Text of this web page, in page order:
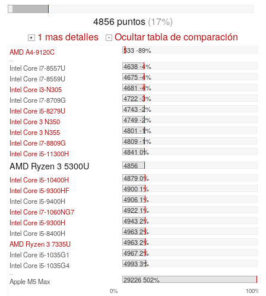
4856 puntos (17%)
+ 1 mas detalles - Ocultar tabla de comparación
AMD A4-9120C 533 -89%
...
Intel Core i7-8557U
4638 -4%
Intel Core i7-8559U
4675 -4%
Intel Core i3-N305
4681 -4%
Intel Core i7-8709G
4722 -3%
Intel Core i5-8279U
4743 -2%
Intel Core 3 N350
4749 -2%
Intel Core 3 N355
4801 -1%
Intel Core i7-8809G
4809 -1%
Intel Core i5-11300H
4841 0%
AMD Ryzen 3 5300U
4856
Intel Core i5-10400H
4879 0%
Intel Core i5-9300HF
4900 1%
Intel Core i5-9400H
4906 1%
Intel Core i7-1060NG7
4922 1%
Intel Core i5-9300H
4943 2%
Intel Core i5-8400H
4963 2%
AMD Ryzen 3 7335U
4963 2%
Intel Core i5-1035G1
4967 2%
Intel Core i5-1035G4
4993 3%
...
Apple M5 Max 29226 502%
0% 100%